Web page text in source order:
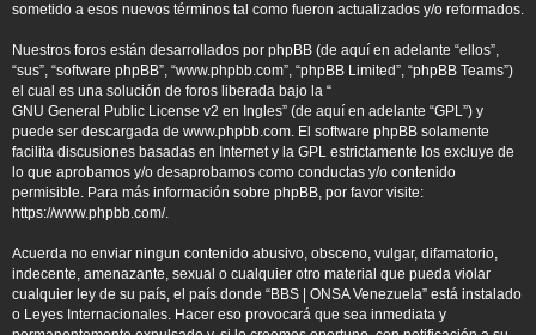
sometido a esos nuevos términos tal como fueron actualizados y/o reformados.
Nuestros foros están desarrollados por phpBB (de aquí en adelante “ellos”,
“sus”, “software phpBB”, “www.phpbb.com”, “phpBB Limited”, “phpBB Teams”)
el cual es una solución de foros liberada bajo la “
GNU General Public License v2 en Ingles” (de aquí en adelante “GPL”) y
puede ser descargada de www.phpbb.com. El software phpBB solamente
facilita discusiones basadas en Internet y la GPL estrictamente los excluye de
lo que aprobamos y/o desaprobamos como conductas y/o contenido
permisible. Para más información sobre phpBB, por favor visite:
https://www.phpbb.com/.
Acuerda no enviar ningun contenido abusivo, obsceno, vulgar, difamatorio,
indecente, amenazante, sexual o cualquier otro material que pueda violar
cualquier ley de su país, el país donde “BBS | ONSA Venezuela” está instalado
o Leyes Internacionales. Hacer eso provocará que sea inmediata y